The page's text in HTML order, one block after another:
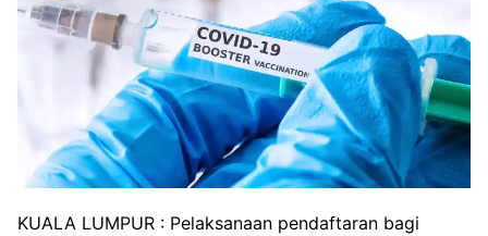
KUALA LUMPUR : Pelaksanaan pendaftaran bagi